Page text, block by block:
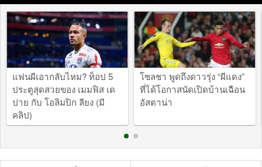
แฟนผีเอากลับไหม? ท็อป 5
ประตูสุดสวยของ เมมฟิส เด
ปาย กับ โอลิมปิก ลียง (มี
คลิป)
โซลชา พูดถึงดาวรุ่ง “ผีแดง”
ที่ได้โอกาสนัดเปิดบ้านเฉือน
อัสตาน่า